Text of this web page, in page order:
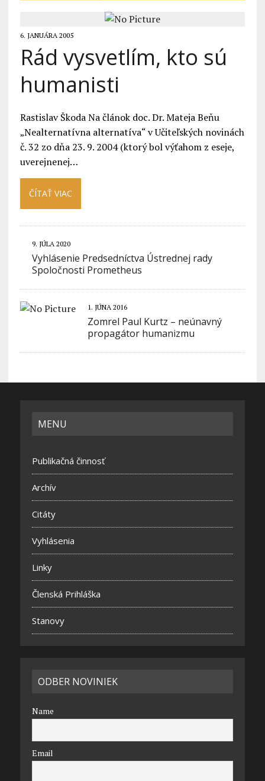
6. JANUÁRA 2005
Rád vysvetlím, kto sú
humanisti
Rastislav Škoda Na článok doc. Dr. Mateja Beňu
„Nealternatívna alternatíva“ v Učiteľských novinách
č. 32 zo dňa 23. 9. 2004 (ktorý bol výťahom z eseje,
uverejnenej…
ČÍTAŤ VIAC
9. JÚLA 2020
Vyhlásenie Predsedníctva Ústrednej rady
Spoločnosti Prometheus
1. JÚNA 2016
Zomrel Paul Kurtz – neúnavný
propagátor humanizmu
MENU
Publikačná činnosť
Archív
Citáty
Vyhlásenia
Linky
Členská Prihláška
Stanovy
ODBER NOVINIEK
Name
Email